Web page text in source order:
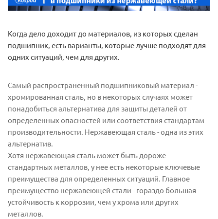
Когда дело доходит до материалов, из которых сделан
подшипник, есть варианты, которые лучше подходят для
одних ситуаций, чем для других.
Самый распространенный подшипниковый материал -
хромированная сталь, но в некоторых случаях может
понадобиться альтернатива для защиты деталей от
определенных опасностей или соответствия стандартам
производительности. Нержавеющая сталь - одна из этих
альтернатив.
Хотя нержавеющая сталь может быть дороже
стандартных металлов, у нее есть некоторые ключевые
преимущества для определенных ситуаций. Главное
преимущество нержавеющей стали - гораздо большая
устойчивость к коррозии, чем у хрома или других
металлов.